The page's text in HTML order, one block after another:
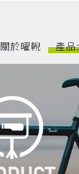
關於曜輗 產品